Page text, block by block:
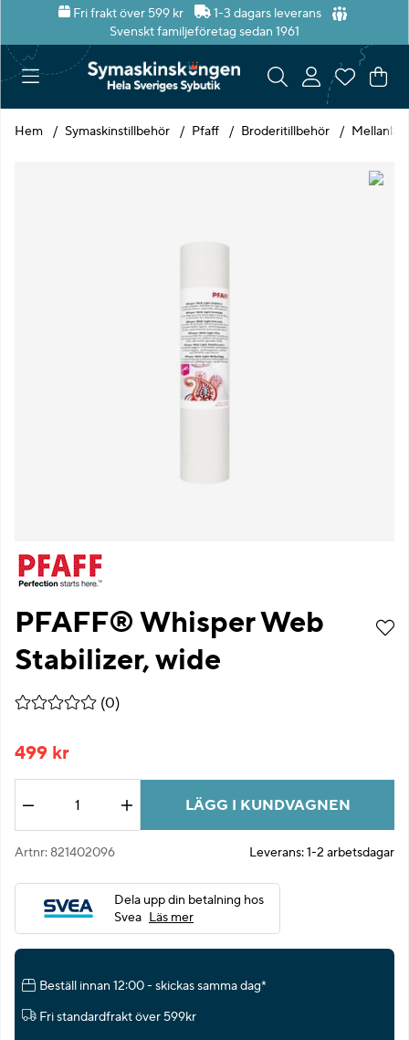
Fri frakt över 599 kr
1-3 dagars leverans
Svenskt familjeföretag sedan 1961
.
Hem Symaskinstillbehör Pfaff Broderitillbehör
PFAFF® Whisper Web
Stabilizer, wide
Medelbetyg 0 av 5 Antal betyg 0
(0)
499 kr
LÄGG I KUNDVAGNEN
Artnr:821402096 Leverans:1-2 arbetsdagar
Dela upp din betalning hos
Svea Läs mer
Beställ innan 12:00 - skickas samma dag*
Fri standardfrakt över 599kr